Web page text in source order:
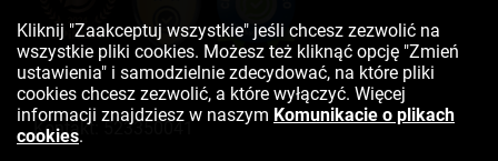
Kontakt:523350041
Kliknij "Zaakceptuj wszystkie" jeśli chcesz zezwolić na
wszystkie pliki cookies. Możesz też kliknąć opcję "Zmień
ustawienia" i samodzielnie zdecydować, na które pliki
cookies chcesz zezwolić, a które wyłączyć. Więcej
informacji znajdziesz w naszym Komunikacie o plikach
cookies.